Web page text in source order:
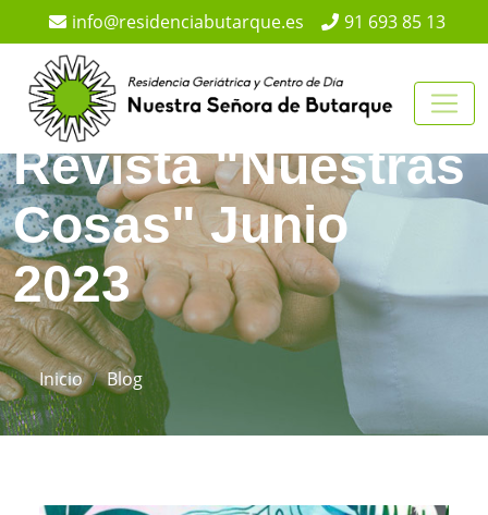
Pasar al contenido principal
info@residenciabutarque.es 91 693 85 13
Revista "Nuestras
Cosas" Junio
2023
Sobrescribir enlaces de ayuda a la
Inicio Blog